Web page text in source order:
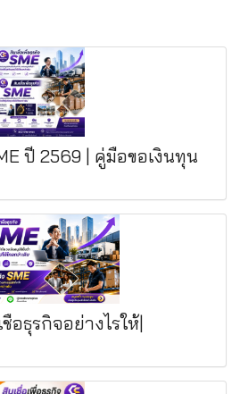
ปี 2569 | คู่มือขอเงินทุน
อธุรกิจอย่างไรให้|